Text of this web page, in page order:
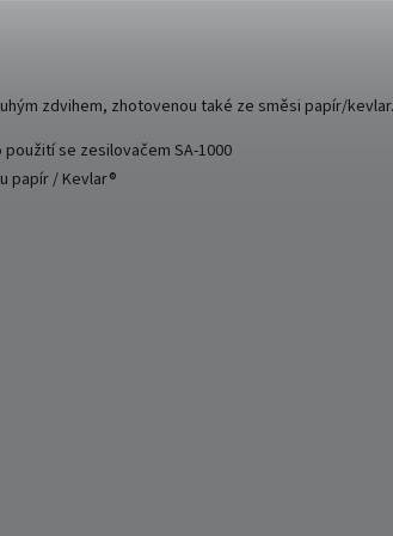
zdvihem, zhotovenou také ze směsi papír/
se zesilovačem SA-1000
papír / Kevlar®